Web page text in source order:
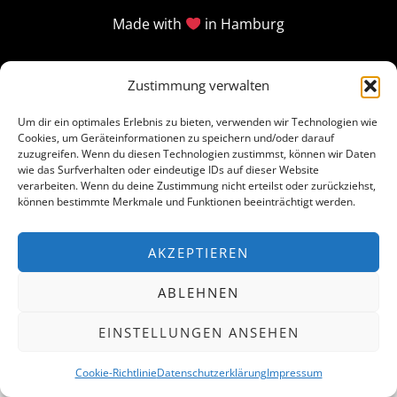
Zustimmung verwalten
Um dir ein optimales Erlebnis zu bieten, verwenden wir Technologien wie
Cookies, um Geräteinformationen zu speichern und/oder darauf
zuzugreifen. Wenn du diesen Technologien zustimmst, können wir Daten
wie das Surfverhalten oder eindeutige IDs auf dieser Website
verarbeiten. Wenn du deine Zustimmung nicht erteilst oder zurückziehst,
können bestimmte Merkmale und Funktionen beeinträchtigt werden.
AKZEPTIEREN
ABLEHNEN
EINSTELLUNGEN ANSEHEN
Cookie-RichtlinieDatenschutzerklärungImpressum
Made with in Hamburg